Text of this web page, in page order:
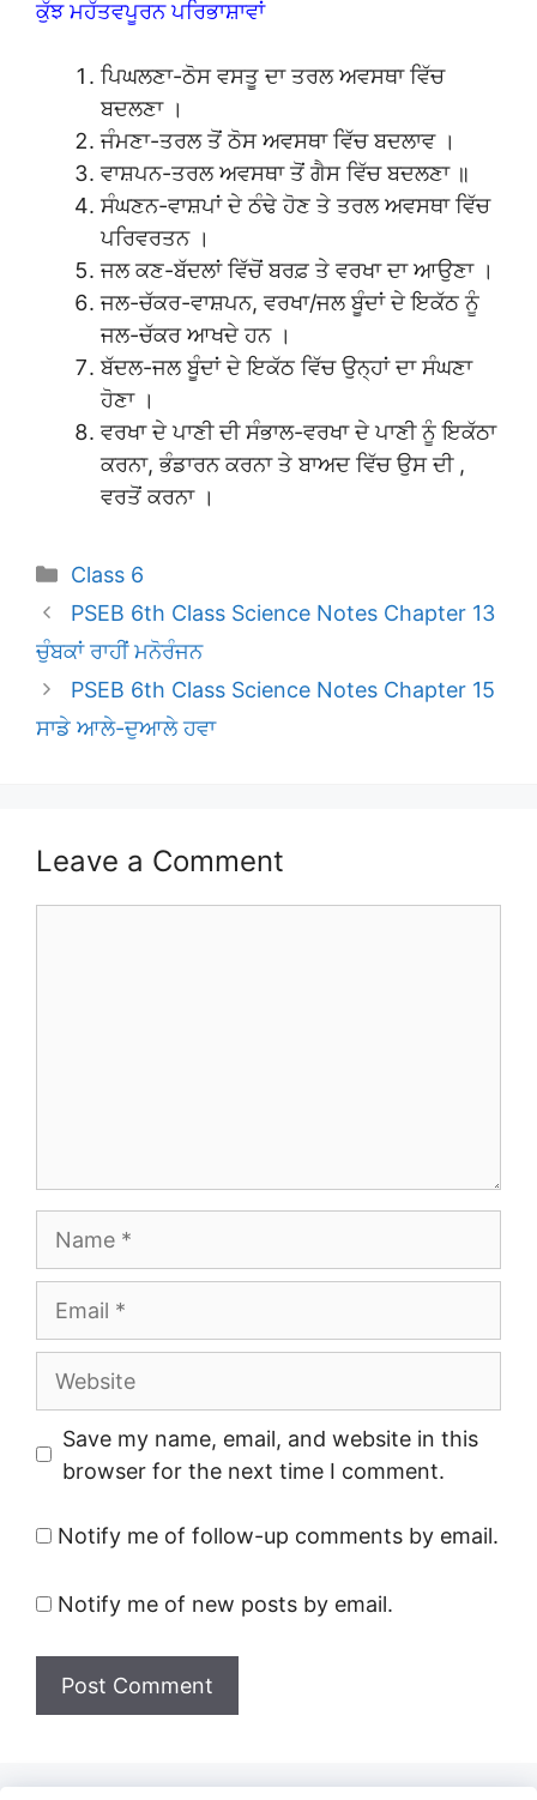
ਕੁੱਝ ਮਹੱਤਵਪੂਰਨ ਪਰਿਭਾਸ਼ਾਵਾਂ
ਪਿਘਲਣਾ-ਠੋਸ ਵਸਤੂ ਦਾ ਤਰਲ ਅਵਸਥਾ ਵਿੱਚ
ਬਦਲਣਾ ।
ਜੰਮਣਾ-ਤਰਲ ਤੋਂ ਠੋਸ ਅਵਸਥਾ ਵਿੱਚ ਬਦਲਾਵ ।
ਵਾਸ਼ਪਨ-ਤਰਲ ਅਵਸਥਾ ਤੋਂ ਗੈਸ ਵਿੱਚ ਬਦਲਣਾ ॥
ਸੰਘਣਨ-ਵਾਸ਼ਪਾਂ ਦੇ ਠੰਢੇ ਹੋਣ ਤੇ ਤਰਲ ਅਵਸਥਾ ਵਿੱਚ
ਪਰਿਵਰਤਨ ।
ਜਲ ਕਣ-ਬੱਦਲਾਂ ਵਿੱਚੋਂ ਬਰਫ਼ ਤੇ ਵਰਖਾ ਦਾ ਆਉਣਾ ।
ਜਲ-ਚੱਕਰ-ਵਾਸ਼ਪਨ, ਵਰਖਾ/ਜਲ ਬੂੰਦਾਂ ਦੇ ਇਕੱਠ ਨੂੰ
ਜਲ-ਚੱਕਰ ਆਖਦੇ ਹਨ ।
ਬੱਦਲ-ਜਲ ਬੂੰਦਾਂ ਦੇ ਇਕੱਠ ਵਿੱਚ ਉਨ੍ਹਾਂ ਦਾ ਸੰਘਣਾ
ਹੋਣਾ ।
ਵਰਖਾ ਦੇ ਪਾਣੀ ਦੀ ਸੰਭਾਲ-ਵਰਖਾ ਦੇ ਪਾਣੀ ਨੂੰ ਇਕੱਠਾ
ਕਰਨਾ, ਭੰਡਾਰਨ ਕਰਨਾ ਤੇ ਬਾਅਦ ਵਿੱਚ ਉਸ ਦੀ ,
ਵਰਤੋਂ ਕਰਨਾ ।
Categories
Class 6
PSEB 6th Class Science Notes Chapter 13
ਚੁੰਬਕਾਂ ਰਾਹੀਂ ਮਨੋਰੰਜਨ
PSEB 6th Class Science Notes Chapter 15
ਸਾਡੇ ਆਲੇ-ਦੁਆਲੇ ਹਵਾ
Leave a Comment
Website
Save my name, email, and website in this
browser for the next time I comment.
Notify me of follow-up comments by email.
Notify me of new posts by email.